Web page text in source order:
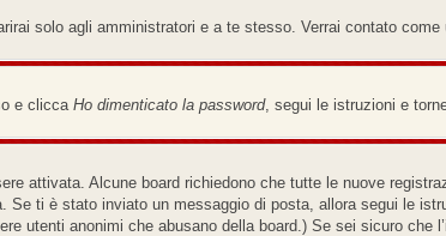
solo agli amministratori e a te stesso. Verrai contato come
e clicca Ho dimenticato la password, segui le istruzioni e
attivata. Alcune board richiedono che tutte le nuove
ti è stato inviato un messaggio di posta, allora segui le
utenti anonimi che abusano della board.) Se sei sicuro che